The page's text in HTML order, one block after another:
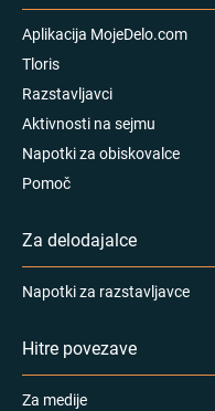
Aplikacija MojeDelo.com
Tloris
Razstavljavci
Aktivnosti na sejmu
Napotki za obiskovalce
Pomoč
Za delodajalce
Napotki za razstavljavce
Hitre povezave
Za medije